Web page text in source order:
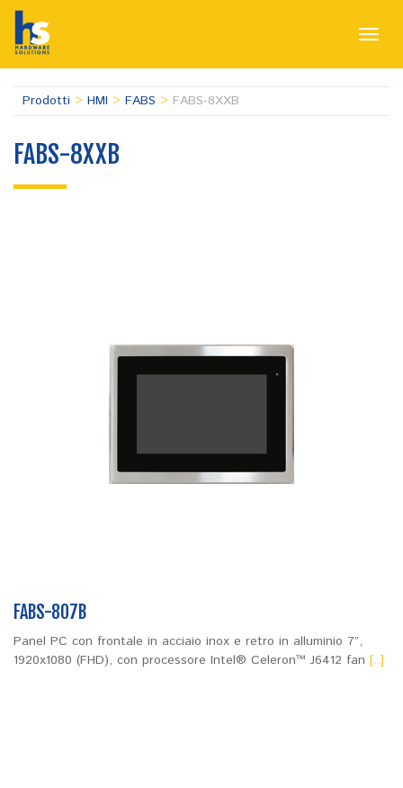
Prodotti > HMI > FABS > FABS-8XXB
FABS-8XXB
FABS-807B
Panel PC con frontale in acciaio inox e retro in alluminio 7”,
1920x1080 (FHD), con processore Intel® Celeron™ J6412 fan [..]